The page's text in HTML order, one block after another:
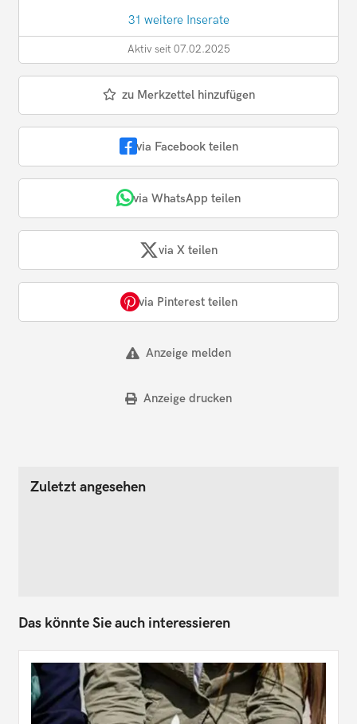
31 weitere Inserate
Aktiv seit 07.02.2025
zu Merkzettel hinzufügen
via Facebook teilen
via WhatsApp teilen
via X teilen
via Pinterest teilen
Anzeige melden
Anzeige drucken
Zuletzt angesehen
Das könnte Sie auch interessieren